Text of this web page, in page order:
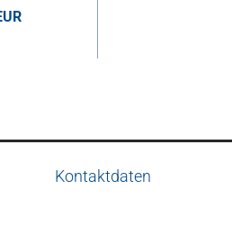
Kontaktdaten